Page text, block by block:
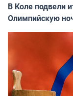
В Коле подвели
Олимпийскую